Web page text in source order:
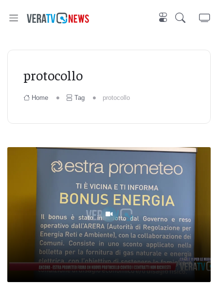
protocollo
Home Tag protocollo